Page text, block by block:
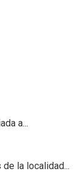
a...
la localidad...